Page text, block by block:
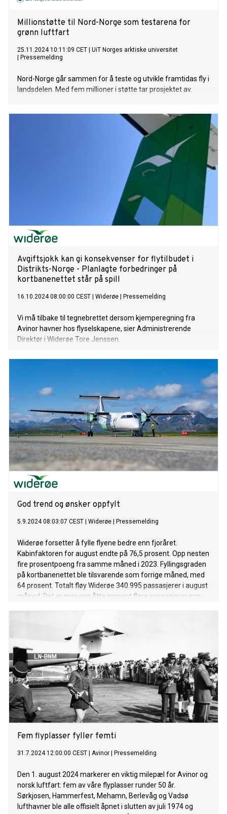
Millionstøtte til Nord-Norge som testarena for
grønn luftfart
25.11.2024 10:11:09 CET
UiT Norges arktiske universitet
Pressemelding
Nord-Norge går sammen for å teste og utvikle framtidas fly i
landsdelen. Med fem millioner i støtte tar prosjektet av.
Avgiftsjokk kan gi konsekvenser for flytilbudet i
Distrikts-Norge - Planlagte forbedringer på
kortbanenettet står på spill
16.10.2024 08:00:00 CEST Widerøe Pressemelding
Vi må tilbake til tegnebrettet dersom kjemperegning fra
Avinor havner hos flyselskapene, sier Administrerende
Direktør i Widerøe Tore Jenssen.
God trend og ønsker oppfylt
5.9.2024 08:03:07 CEST Widerøe Pressemelding
Widerøe forsetter å fylle flyene bedre enn fjoråret.
Kabinfaktoren for august endte på 76,5 prosent. Opp nesten
fire prosentpoeng fra samme måned i 2023. Fyllingsgraden
på kortbanenettet ble tilsvarende som forrige måned, med
64 prosent. Totalt fløy Widerøe 340.995 passasjerer i august
måned. Det er mer enn åtte prosent flere passasjerer enn
avganger mellom Tromsø og Leknes fra april 2025 og gleder
seg over å kunne legge frem en forbedret rutestruktur på
Andenes og Evenes.
Fem flyplasser fyller femti
31.7.2024 12:00:00 CEST Avinor Pressemelding
Den 1. august 2024 markerer en viktig milepæl for Avinor og
norsk luftfart: fem av våre flyplasser runder 50 år.
Sørkjosen, Hammerfest, Mehamn, Berlevåg og Vadsø
lufthavner ble alle offisielt åpnet i slutten av juli 1974 og